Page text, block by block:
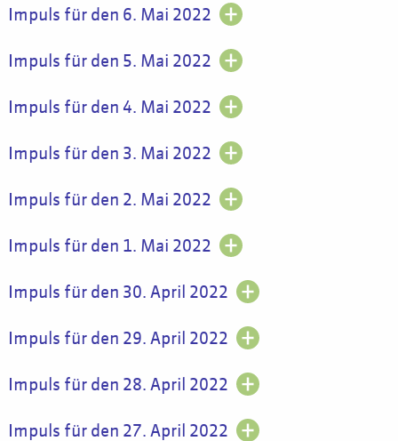
Impuls für den 6. Mai 2022
Impuls für den 5. Mai 2022
Impuls für den 4. Mai 2022
Impuls für den 3. Mai 2022
Impuls für den 2. Mai 2022
Impuls für den 1. Mai 2022
Impuls für den 30. April 2022
Impuls für den 29. April 2022
Impuls für den 28. April 2022
Impuls für den 27. April 2022